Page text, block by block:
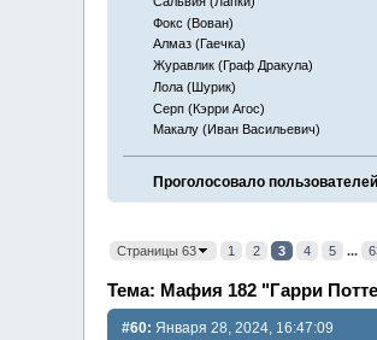
Фокс (Вован)
Алмаз (Гаечка)
Журавлик (Граф Дракула)
Лола (Шурик)
Серп (Кэрри Агос)
Макалу (Иван Васильевич)
Проголосовало
Страницы 63 1 2 3 4 5 ...
Тема: Мафия 182 "Гарри
#60: Января 28, 2024, 16:47:09